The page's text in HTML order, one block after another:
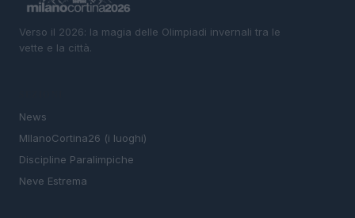
Verso il 2026: la magia delle Olimpiadi invernali tra le
vette e la città.
News
MIlanoCortina26 (i luoghi)
Discipline Paralimpiche
Neve Estrema